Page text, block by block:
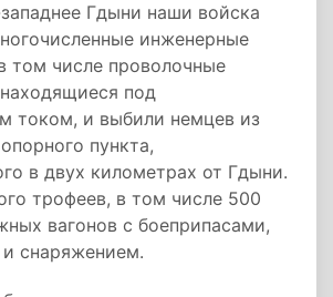
Гдыни наши войска
инженерные
том числе проволочные
под
током, и выбили немцев из
пункта,
в двух километрах от Гдыни.
трофеев, в том числе 500
вагонов с боеприпасами,
снаряжением.